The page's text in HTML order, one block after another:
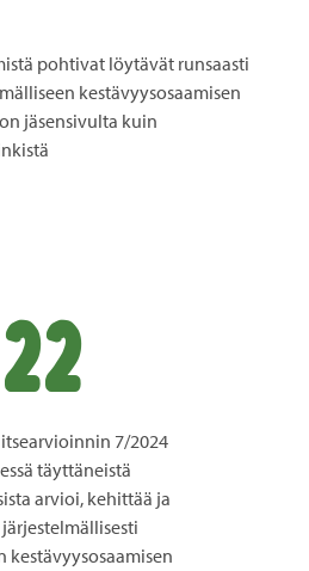
pohtivat löytävät runsaasti
kestävyysosaamisen
jäsensivulta kuin
22
7/2024
täyttäneistä
arvioi, kehittää ja
kestävyysosaamisen